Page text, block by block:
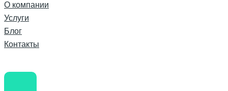
О компании
Услуги
Блог
Контакты